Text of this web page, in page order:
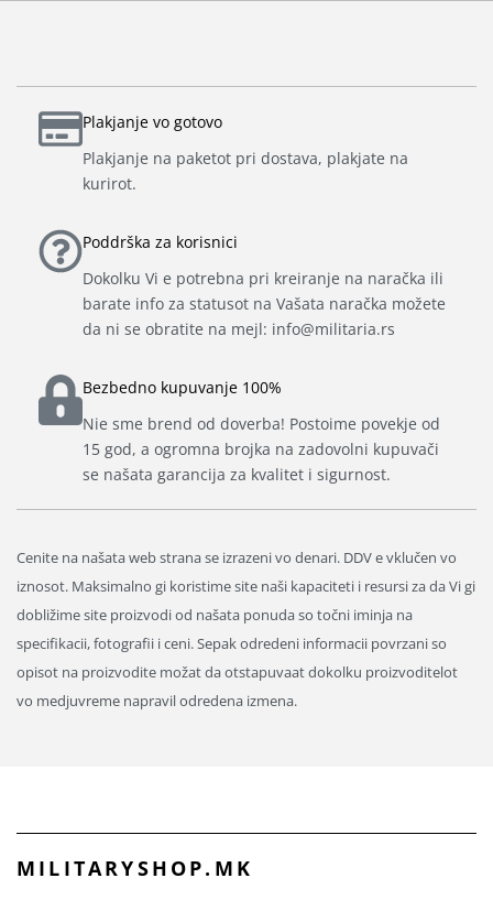
Plakjanje vo gotovo
Plakjanje na paketot pri dostava, plakjate na
kurirot.
Poddrška za korisnici
Dokolku Vi e potrebna pri kreiranje na naračka ili
barate info za statusot na Vašata naračka možete
da ni se obratite na mejl: info@militaria.rs
Bezbedno kupuvanje 100%
Nie sme brend od doverba! Postoime povekje od
15 god, a ogromna brojka na zadovolni kupuvači
se našata garancija za kvalitet i sigurnost.
Cenite na našata web strana se izrazeni vo denari. DDV e vklučen vo
iznosot. Maksimalno gi koristime site naši kapaciteti i resursi za da Vi gi
dobližime site proizvodi od našata ponuda so točni iminja na
specifikacii, fotografii i ceni. Sepak odredeni informacii povrzani so
opisot na proizvodite možat da otstapuvaat dokolku proizvoditelot
vo medjuvreme napravil odredena izmena.
MILITARYSHOP.MK